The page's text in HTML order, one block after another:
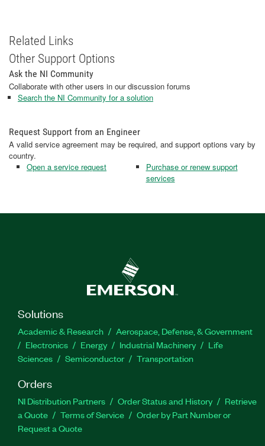
Related Links
Other Support Options
Ask the NI Community
Collaborate with other users in our discussion forums
Search the NI Community for a solution
Request Support from an Engineer
A valid service agreement may be required, and support options vary by
country.
Open a service request
Purchase or renew support
services
Solutions
Academic & Research
Aerospace, Defense, & Government
Electronics
Energy Industrial Machinery
Life
Sciences
Semiconductor Transportation
Orders
NI Distribution Partners Order Status and History
Retrieve
a Quote
Terms of Service
Order by Part Number or
Request a Quote